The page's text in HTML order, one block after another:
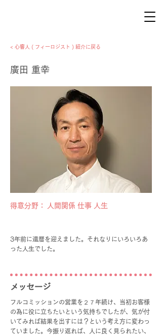
< 心響人 ( フィーロジスト ) 紹介に戻る
廣田 重幸
​得意分野： 人間関係 仕事 人生
3年前に還暦を迎えました。それなりにいろいろあ
った人生でした。
​メッセージ
フルコミッションの営業を２７年続け、当初お客様
の為に役に立ちたいという気持ちでしたが、気が付
いてみれば結果を出すには？という考え方に変わっ
ていました。今振り返れば、人に良く見られたい、